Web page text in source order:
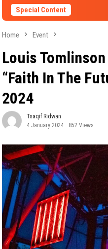
Special Content
Home Event
Louis
“Faith In The
2024
Tsaqif Ridwan
4 January 2024
852 Views